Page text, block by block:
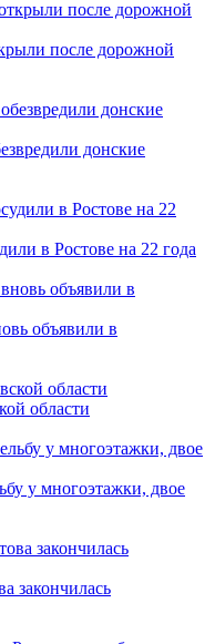
после дорожной
донские
в Ростове на 22 года
объявили в
области
у многоэтажки, двое
закончилась